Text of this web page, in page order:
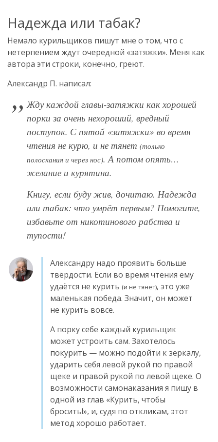
Надежда или табак?
Немало курильщиков пишут мне о том, что с
нетерпением ждут очередной «затяжки». Меня как
автора эти строки, конечно, греют.
Александр П. написал:
Жду каждой главы-затяжки как хорошей
порки за очень нехороший, вредный
поступок. С пятой «затяжки» во время
чтения не курю, и не тянет (только
полоскания и через нос). А потом опять…
желание и курятина.
Книгу, если буду жив, дочитаю. Надежда
или табак: что умрёт первым? Помогите,
избавьте от никотинового рабства и
тупости!
Александру надо проявить больше
твёрдости. Если во время чтения ему
удаётся не курить (и не тянет), это уже
маленькая победа. Значит, он может
не курить вовсе.
А порку себе каждый курильщик
может устроить сам. Захотелось
покурить — можно подойти к зеркалу,
ударить себя левой рукой по правой
щеке и правой рукой по левой щеке. О
возможности самонаказания я пишу в
одной из глав «Курить, чтобы
бросить!», и, судя по откликам, этот
метод хорошо работает.